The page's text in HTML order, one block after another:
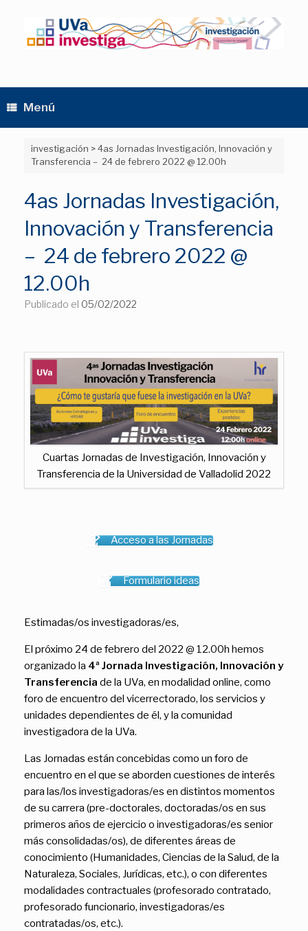
contenido
Menú
investigación >4as Jornadas Investigación, Innovación y
Transferencia – 24 de febrero 2022 @ 12.00h
4as Jornadas Investigación,
Innovación y Transferencia
– 24 de febrero 2022 @
12.00h
Publicado el 05/02/2022
Cuartas Jornadas de Investigación, Innovación y
Transferencia de la Universidad de Valladolid 2022
Acceso a las Jornadas
Formulario ideas
Estimadas/os investigadoras/es,
El próximo 24 de febrero del 2022 @ 12.00h hemos
organizado la 4ª Jornada Investigación, Innovación y
Transferencia de la UVa, en modalidad online, como
foro de encuentro del vicerrectorado, los servicios y
unidades dependientes de él, y la comunidad
investigadora de la UVa.
Las Jornadas están concebidas como un foro de
encuentro en el que se aborden cuestiones de interés
para las/los investigadoras/es en distintos momentos
de su carrera (pre-doctorales, doctoradas/os en sus
primeros años de ejercicio o investigadoras/es senior
más consolidadas/os), de diferentes áreas de
conocimiento (Humanidades, Ciencias de la Salud, de la
Naturaleza, Sociales, Jurídicas, etc.), o con diferentes
modalidades contractuales (profesorado contratado,
profesorado funcionario, investigadoras/es
contratadas/os, etc.).